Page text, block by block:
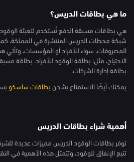
ما هي بطاقات الدريس؟
هي بطاقات مسبقة الدفع تُستخدم لتعبئة
شبكة محطات الدريس المنتشرة في المملكة، كما
المصروفات، سواء للأفراد أو المؤسسات،
الاحتياج، مثل: بطاقة الوقود للأفراد، بطاقة
بطاقة إدارة الشركات.
يمكنك أيضًا الاستمتاع بشحنبطاقات ساسكو
أهمية شراء بطاقات الدريس
توفر بطاقات الوقود الدريس مميزات عديدة
تتبع الإنفاق للوقود، وتتمثل هذه الأهمية في